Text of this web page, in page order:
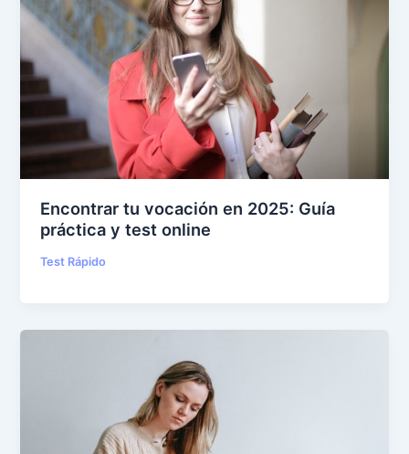
Encontrar tu vocación en 2025: Guía
práctica y test online
Test Rápido